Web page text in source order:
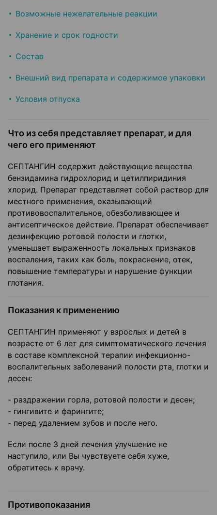
Возможные нежелательные реакции
Хранение и срок годности
Состав
Внешний вид препарата и содержимое упаковки
Условия отпуска
Что из себя представляет препарат, и для
чего его применяют
СЕПТАНГИН содержит действующие вещества
бензидамина гидрохлорид и цетилпиридиния
хлорид. Препарат представляет собой раствор для
местного применения, оказывающий
противовоспалительное, обезболивающее и
антисептическое действие. Препарат обеспечивает
дезинфекцию ротовой полости и глотки,
уменьшает выраженность локальных признаков
воспаления, таких как боль, покраснение, отек,
повышение температуры и нарушение функции
глотания.
Показания к применению
СЕПТАНГИН применяют у взрослых и детей в
возрасте от 6 лет для симптоматического лечения
в составе комплексной терапии инфекционно-
воспалительных заболеваний полости рта, глотки и
десен:
- раздражении горла, ротовой полости и десен;
- гингивите и фарингите;
- перед удалением зубов и после него.
Если после 3 дней лечения улучшение не
наступило, или Вы чувствуете себя хуже,
обратитесь к врачу.
Противопоказания